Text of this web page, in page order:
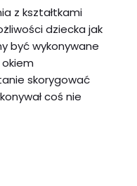
z kształtkami
dziecka jak
być wykonywane
skorygować
coś nie